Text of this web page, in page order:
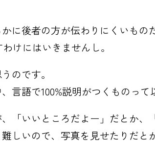
に後者の方が伝わりにくいもの
けにはいきませんし。
のです。
言語で100%説明がつくものって
「いいところだよー」だとか、
しいので、写真を見せたりだ